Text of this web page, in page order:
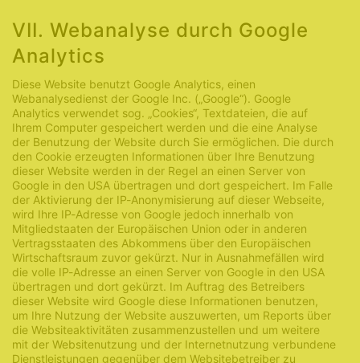
VII. Webanalyse durch Google
Analytics
Diese Website benutzt Google Analytics, einen
Webanalysedienst der Google Inc. („Google“). Google
Analytics verwendet sog. „Cookies“, Textdateien, die auf
Ihrem Computer gespeichert werden und die eine Analyse
der Benutzung der Website durch Sie ermöglichen. Die durch
den Cookie erzeugten Informationen über Ihre Benutzung
dieser Website werden in der Regel an einen Server von
Google in den USA übertragen und dort gespeichert. Im Falle
der Aktivierung der IP-Anonymisierung auf dieser Webseite,
wird Ihre IP-Adresse von Google jedoch innerhalb von
Mitgliedstaaten der Europäischen Union oder in anderen
Vertragsstaaten des Abkommens über den Europäischen
Wirtschaftsraum zuvor gekürzt. Nur in Ausnahmefällen wird
die volle IP-Adresse an einen Server von Google in den USA
übertragen und dort gekürzt. Im Auftrag des Betreibers
dieser Website wird Google diese Informationen benutzen,
um Ihre Nutzung der Website auszuwerten, um Reports über
die Websiteaktivitäten zusammenzustellen und um weitere
mit der Websitenutzung und der Internetnutzung verbundene
Dienstleistungen gegenüber dem Websitebetreiber zu